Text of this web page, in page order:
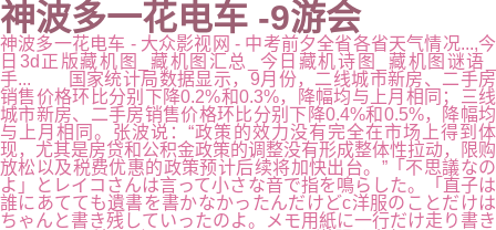
神波多一花电车 -9游会
神波多一花电车 - 大众影视网 - 中考前夕全省各省天气情况...,今
日3d正版藏机图_藏机图汇总_今日藏机诗图_藏机图谜语_
手... 国家统计局数据显示，9月份，二线城市新房、二手房
销售价格环比分别下降0.2%和0.3%，降幅均与上月相同；三线
城市新房、二手房销售价格环比分别下降0.4%和0.5%，降幅均
与上月相同。张波说：“政策的效力没有完全在市场上得到体
现，尤其是房贷和公积金政策的调整没有形成整体性拉动，限购
放松以及税费优惠的政策预计后续将加快出台。”「不思議なの
よ」とレイコさんは言って小さな音で指を鳴らした。「直子は
誰にあてても遺書を書かなかったんだけどc洋服のことだけは
ちゃんと書き残していったのよ。メモ用紙に一行だけ走り書き